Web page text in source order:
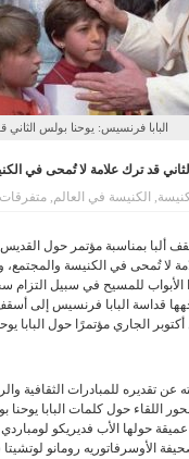
البابا فرنسيس: يوحنا بولس
قد ترك علامة لا تُمحى في
, الكنيسة في العالم,متفرقات
ألبا بمناسبة مؤتمر حول
لا تُمحى في الكنيسة
للمسيح في سبيل التزام
قداسة البابا فرنسيس إلى
الجاري مؤتمرًا حول البابا
تقديره للمبادرات الثقافية
اللقاء حول كلمات البابا يوحنا
حولها الأب فديريكو
الأوسرفاتوريه رومانو